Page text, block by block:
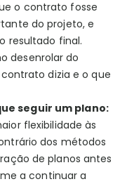
o contrato fosse
do projeto, e
resultado final.
desenrolar do
dizia e o que
seguir um plano:
flexibilidade às
dos métodos
de planos antes
a continuar a